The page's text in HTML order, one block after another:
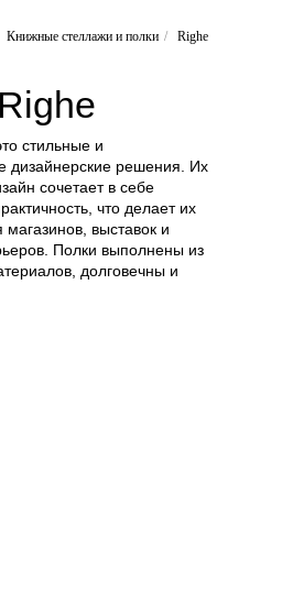
Книжные стеллажи и полки / Righe
Righe
стильные и
дизайнерские решения. Их
сочетает в себе
что делает их
выставок и
Полки выполнены из
долговечны и